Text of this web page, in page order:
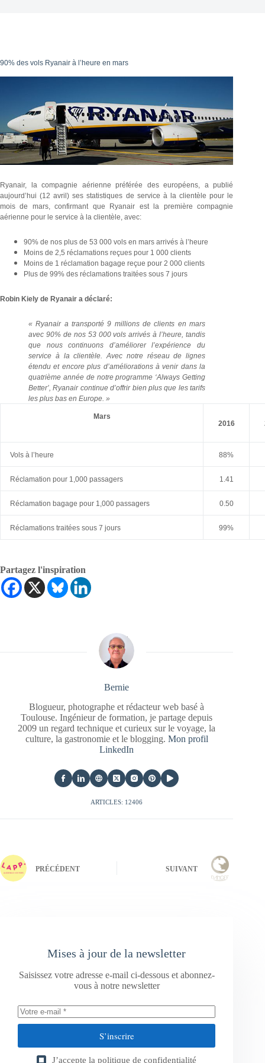
90% des vols Ryanair à l’heure en mars
Ryanair, la compagnie aérienne préférée des européens, a publié
aujourd’hui (12 avril) ses statistiques de service à la clientèle pour le
mois de mars, confirmant que Ryanair est la première compagnie
aérienne pour le service à la clientèle, avec:
90% de nos plus de 53 000 vols en mars arrivés à l’heure
Moins de 2,5 réclamations reçues pour 1 000 clients
Moins de 1 réclamation bagage reçue pour 2 000 clients
Plus de 99% des réclamations traitées sous 7 jours
Robin Kiely de Ryanair a déclaré:
« Ryanair a transporté 9 millions de clients en mars
avec 90% de nos 53 000 vols arrivés à l’heure, tandis
que nous continuons d’améliorer l’expérience du
service à la clientèle. Avec notre réseau de lignes
étendu et encore plus d’améliorations à venir dans la
quatrième année de notre programme ‘Always Getting
Better’, Ryanair continue d’offrir bien plus que les tarifs
les plus bas en Europe. »
Mars
2016
Vols à l’heure 88%
Réclamation pour 1,000 passagers 1.41
Réclamation bagage pour 1,000 passagers 0.50
Réclamations traitées sous 7 jours 99%
Partagez l'inspiration
Bernie
Blogueur, photographe et rédacteur web basé à
Toulouse. Ingénieur de formation, je partage depuis
2009 un regard technique et curieux sur le voyage, la
culture, la gastronomie et le blogging. Mon profil
LinkedIn
ARTICLES: 12406
PRÉCÉDENT SUIVANT
Mises à jour de la newsletter
Saisissez votre adresse e-mail ci-dessous et abonnez-
vous à notre newsletter
S’inscrire
J’accepte la politique de confidentialité